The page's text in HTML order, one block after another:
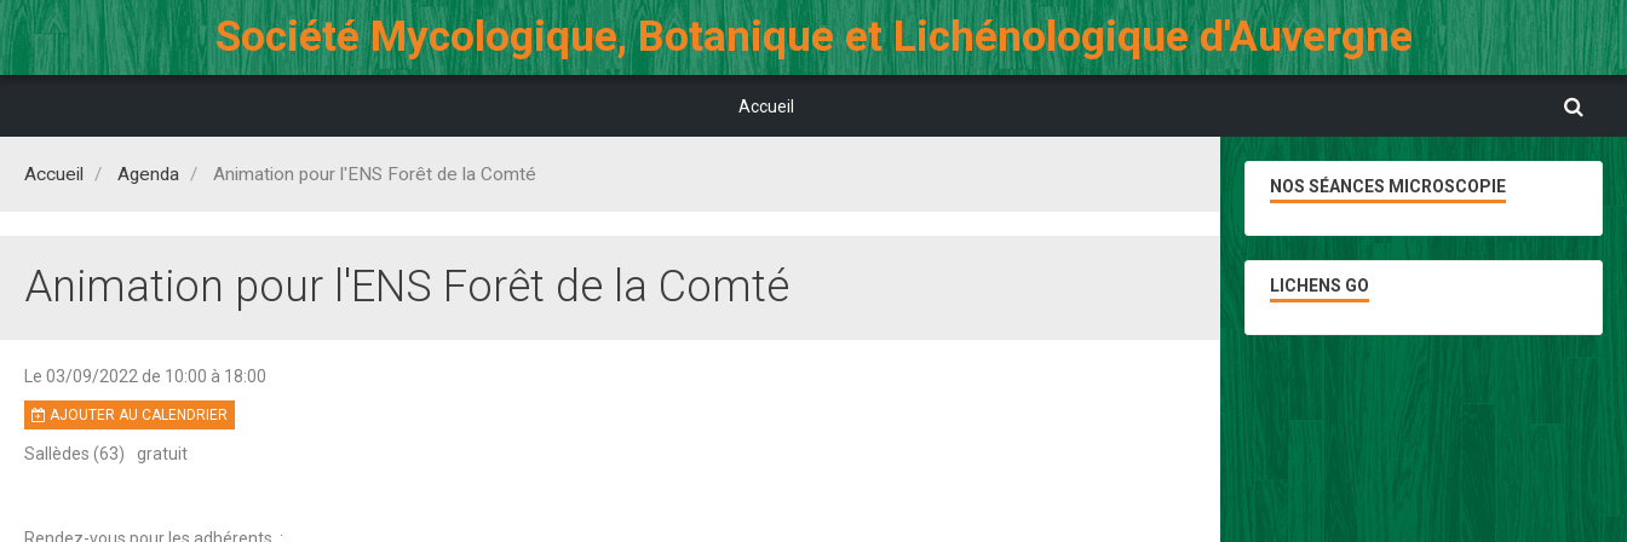
Société Mycologique, Botanique et Lichénologique d'Auvergne
Accueil
Accueil Agenda Animation pour l'ENS Forêt de la Comté
Animation pour l'ENS Forêt de la Comté
Le 03/09/2022 de 10:00 à 18:00
AJOUTER AU CALENDRIER
Sallèdes (63) gratuit
NOS SÉANCES MICROSCOPIE
LICHENS GO